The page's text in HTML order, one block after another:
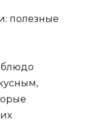
полезные
блюдо